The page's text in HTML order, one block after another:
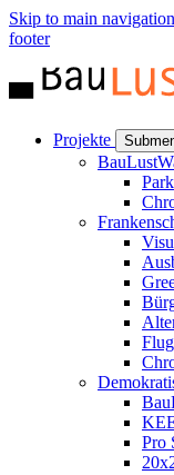
Skip to main navigation
footer
Projekte
Pro